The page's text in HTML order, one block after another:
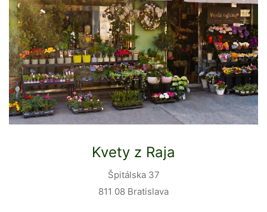
Kvety z Raja
Špitálska 37
811 08 Bratislava